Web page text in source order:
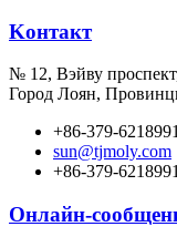
Kонтакт
№ 12, Вэйву
Город Лоян,
+86-379-
sun@tjmoly.com
+86-379-
Онлайн-